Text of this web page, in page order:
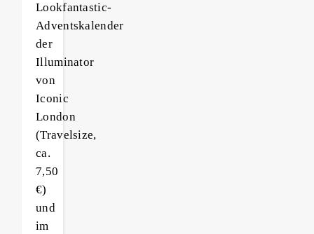
Lookfantastic-
Adventskalender
der
Illuminator
von
Iconic
London
(Travelsize,
ca.
7,50
€)
und
im